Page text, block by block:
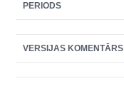
PERIODS
VERSIJAS KOMENTĀRS